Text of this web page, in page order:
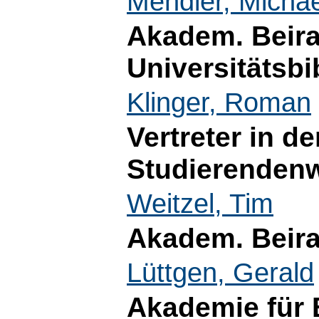
Akadem.
Klinger, Roman
Vertreter in
Weitzel, Tim
Akadem.
Lüttgen, Gerald
Akademie für